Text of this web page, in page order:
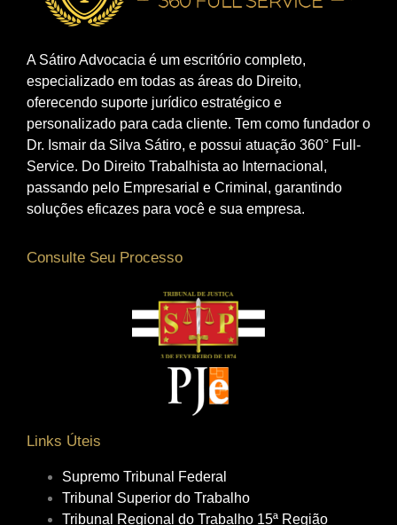
A Sátiro Advocacia é um escritório completo,
especializado em todas as áreas do Direito,
oferecendo suporte jurídico estratégico e
personalizado para cada cliente. Tem como fundador o
Dr. Ismair da Silva Sátiro, e possui atuação 360° Full-
Service. Do Direito Trabalhista ao Internacional,
passando pelo Empresarial e Criminal, garantindo
soluções eficazes para você e sua empresa.
Consulte Seu Processo
Links Úteis
Supremo Tribunal Federal
Tribunal Superior do Trabalho
Tribunal Regional do Trabalho 15ª Região